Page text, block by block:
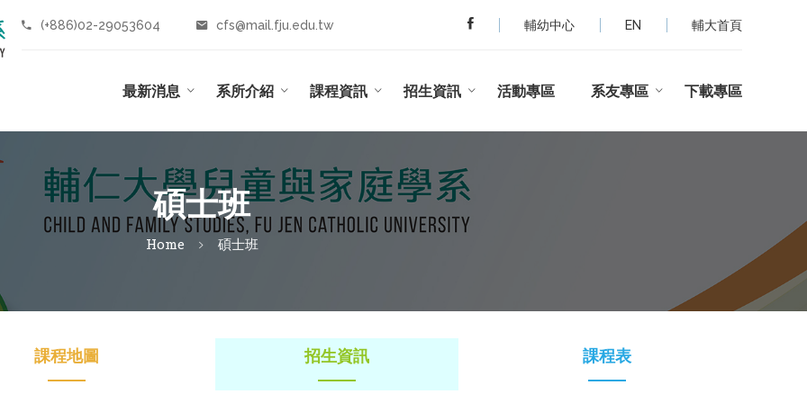
(+886)02-29053604 cfs@mail.fju.edu.tw 輔幼中心 EN 輔大首頁
最新消息 系所介紹 課程資訊 招生資訊 活動專區 系友專區 下載專區
碩士班
Home 碩士班
課程地圖 招生資訊 課程表